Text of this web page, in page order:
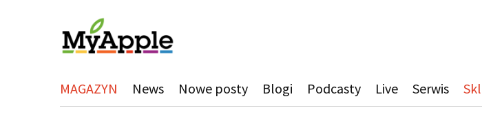
MAGAZYN News Nowe posty Blogi Podcasty Live Serwis